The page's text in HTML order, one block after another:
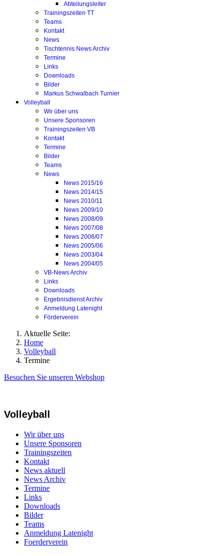
Abteilungsleiter
Trainingszeiten TT
Teams
Kontakt
News
Tischtennis News Archiv
Termine
Links
Downloads
Bilder
Markus Schwalbach Turnier
Volleyball
Wir über uns
Unsere Sponsoren
Trainingszeiten VB
Kontakt
Termine
Bilder
Teams
News
News 2015/16
News 2014/15
News 2010/11
News 2009/10
News 2008/09
News 2007/08
News 2006/07
News 2005/06
News 2003/04
News 2004/05
VB-News Archiv
Links
Downloads
Ergebnisdienst Archiv
Anmeldung Latenight
Förderverein
Aktuelle Seite:
Home
Volleyball
Termine
Besuchen Sie unseren Webshop
Volleyball
Wir über uns
Unsere Sponsoren
Trainingszeiten
Kontakt
News aktuell
News Archiv
Termine
Links
Downloads
Bilder
Teams
Anmeldung Latenight
Foerderverein